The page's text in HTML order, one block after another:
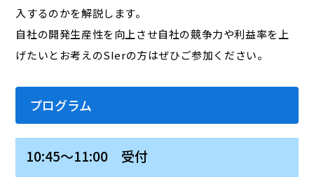
入するのかを解説します。
自社の開発生産性を向上させ自社の競争力や利益率を上
げたいとお考えのSIerの方はぜひご参加ください。
プログラム
10:45～11:00 受付